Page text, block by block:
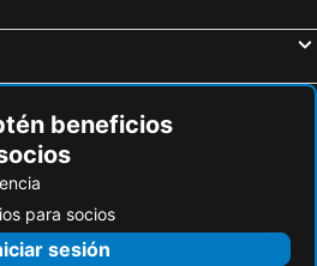
beneficios
para socios
sesión